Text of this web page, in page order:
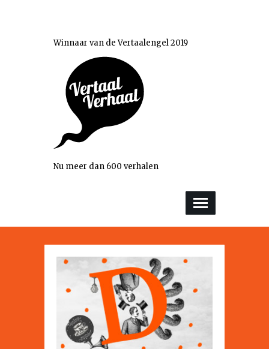
Winnaar van de Vertaalengel 2019
Nu meer dan 600 verhalen